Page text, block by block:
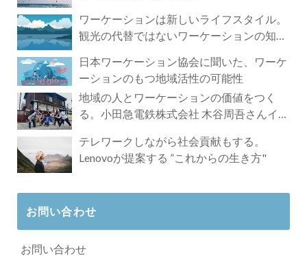
ワーケーションは新しいライフスタイル。
観光の代替ではないワーケーションの知ら
日本ワーケーション協会に聞いた、ワーケ
ーションのもつ地域活性の可能性
地域の人とワーケーションの価値をつく
る。小田急電鉄株式会社 木谷周吾さんイン
テレワークしながら社会貢献もする。
Lenovoが提案する ”これからの生き方"
お問い合わせ
お問い合わせ